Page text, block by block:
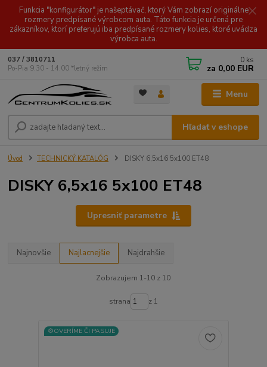
Funkcia "konfigurátor" je našeptávač, ktorý Vám zobrazí originálne
rozmery predpísané výrobcom auta. Táto funkcia je určená pre
zákazníkov, ktorí preferujú iba predpísané rozmery kolies, ktoré uvádza
výrobca auta.
Menu
Hľadať v eshope
037 / 3810711
Po-Pia 9.30 - 14.00 *letný režim
0 ks
za 0,00 EUR
Úvod TECHNICKÝ KATALÓG DISKY 6,5x16 5x100 ET48
DISKY 6,5x16 5x100 ET48
Upresniť parametre
Najnovšie Najlacnejšie Najdrahšie
Zobrazujem 1-10 z 10
strana z 1
⚙️OVERÍME ČI PASUJE